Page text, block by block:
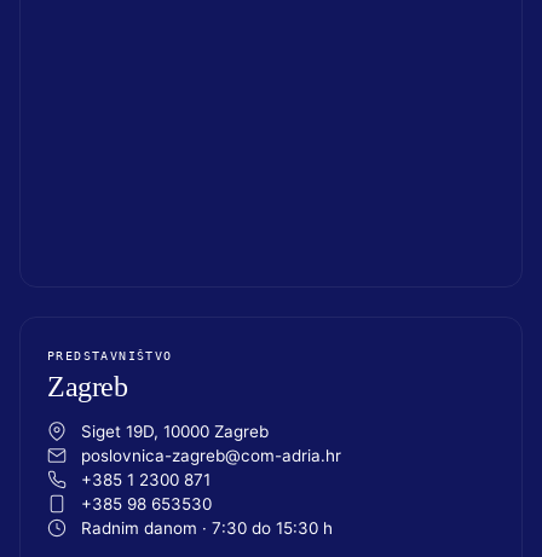
PREDSTAVNIŠTVO
Zagreb
Siget 19D, 10000 Zagreb
poslovnica-zagreb@com-adria.hr
+385 1 2300 871
+385 98 653530
Radnim danom · 7:30 do 15:30 h